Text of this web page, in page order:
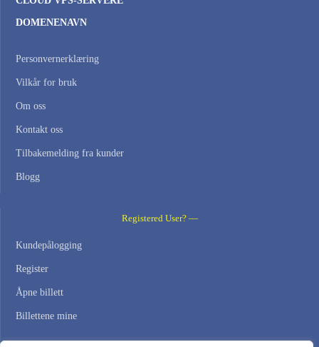
DOMENENAVN
Personvernerklæring
Vilkår for bruk
Om oss
Kontakt oss
Tilbakemelding fra kunder
Blogg
Registered User? —
Kundepålogging
Register
Åpne billett
Billettene mine